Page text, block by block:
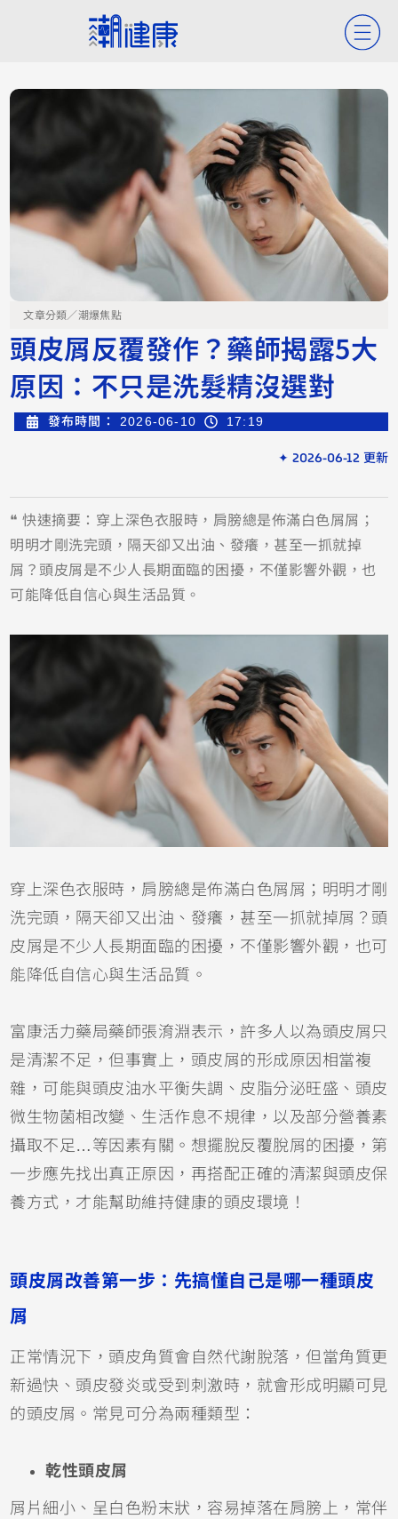
文章分類／潮爆焦點
頭皮屑反覆發作？藥師揭露5大
原因：不只是洗髮精沒選對
發布時間： 2026-06-10 17:19
✦ 2026-06-12 更新
❝ 快速摘要：穿上深色衣服時，肩膀總是佈滿白色屑屑；
明明才剛洗完頭，隔天卻又出油、發癢，甚至一抓就掉
屑？頭皮屑是不少人長期面臨的困擾，不僅影響外觀，也
可能降低自信心與生活品質。
穿上深色衣服時，肩膀總是佈滿白色屑屑；明明才剛
洗完頭，隔天卻又出油、發癢，甚至一抓就掉屑？頭
皮屑是不少人長期面臨的困擾，不僅影響外觀，也可
能降低自信心與生活品質。
富康活力藥局藥師張淯淵表示，許多人以為頭皮屑只
是清潔不足，但事實上，頭皮屑的形成原因相當複
雜，可能與頭皮油水平衡失調、皮脂分泌旺盛、頭皮
微生物菌相改變、生活作息不規律，以及部分營養素
攝取不足…等因素有關。想擺脫反覆脫屑的困擾，第
一步應先找出真正原因，再搭配正確的清潔與頭皮保
養方式，才能幫助維持健康的頭皮環境！
頭皮屑改善第一步：先搞懂自己是哪一種頭皮
屑
正常情況下，頭皮角質會自然代謝脫落，但當角質更
新過快、頭皮發炎或受到刺激時，就會形成明顯可見
的頭皮屑。常見可分為兩種類型：
乾性頭皮屑
屑片細小、呈白色粉末狀，容易掉落在肩膀上，常伴